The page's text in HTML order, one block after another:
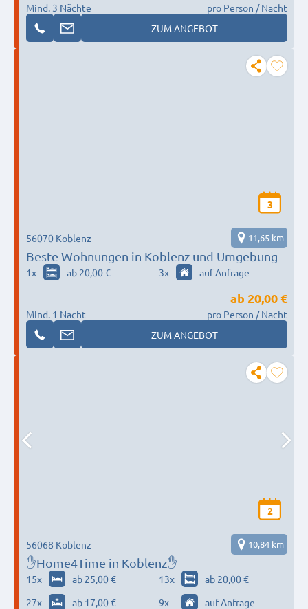
Mind. 3 Nächte
pro Person / Nacht
ZUM ANGEBOT
3
Beste Wohnungen in Koblenz und Umgebung
56070 Koblenz 11,65 km
1x ab 20,00 € 3x auf Anfrage
Mind. 1 Nacht
ab 20,00 €
pro Person / Nacht
ZUM ANGEBOT
2
✋Home4Time in Koblenz✋
56068 Koblenz 10,84 km
15x ab 25,00 € 13x
ab 20,00 €
27x ab 17,00 € 9x auf Anfrage